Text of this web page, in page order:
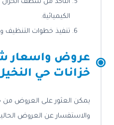
التأكد من شطف الخزان
الكيميائية.
تنفيذ خطوات التنظيف
عروض واسعار
خزانات حي
يمكن العثور على العروض من
والاستفسار عن العروض